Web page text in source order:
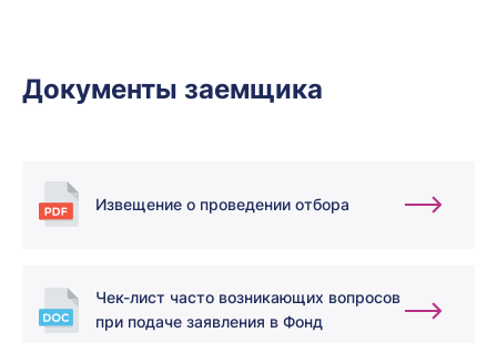
Документы заемщика
Извещение о проведении отбора
Чек-лист часто возникающих вопросов
при подаче заявления в Фонд